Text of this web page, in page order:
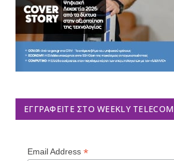
ΕΓΓΡΑΦΕΊΤΕ ΣΤΟ WEEKLY TELECOM
Email Address *